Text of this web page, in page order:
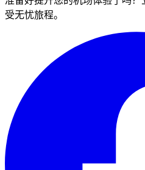
受无忧旅程。